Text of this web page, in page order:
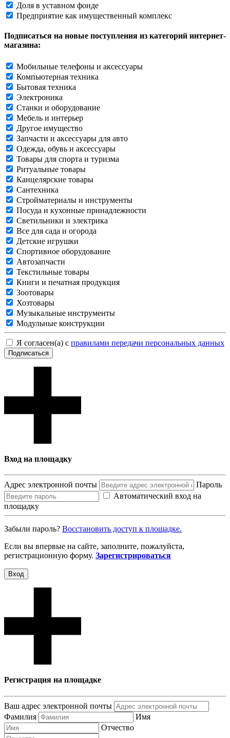
Доля в уставном фонде
Предприятие как имущественный комплекс
Подписаться на новые поступления из категорий интернет-
магазина:
Мобильные телефоны и аксессуары
Компьютерная техника
Бытовая техника
Электроника
Станки и оборудование
Мебель и интерьер
Другое имущество
Запчасти и аксессуары для авто
Одежда, обувь и аксессуары
Товары для спорта и туризма
Ритуальные товары
Канцелярские товары
Сантехника
Стройматериалы и инструменты
Посуда и кухонные принадлежности
Светильники и электрика
Все для сада и огорода
Детские игрушки
Спортивное оборудование
Автозапчасти
Текстильные товары
Книги и печатная продукция
Зоотовары
Хозтовары
Музыкальные инструменты
Модульные конструкции
Я согласен(а) с правилами передачи персональных данных
Подписаться
Вход на площадку
Адрес электронной почты
Пароль
Автоматический вход на
площадку
Забыли пароль? Восcтановить доступ к площадке.
Если вы впервые на сайте, заполните, пожалуйста,
регистрационную форму. Зарегистрироваться
Вход
Регистрация на площадке
Ваш адрес электронной почты
Фамилия
Имя
Отчество